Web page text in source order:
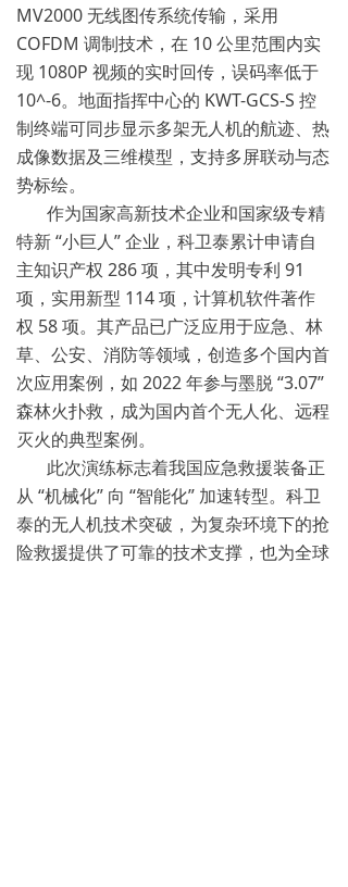
MV2000 无线图传系统传输，采用
COFDM 调制技术，在 10 公里范围内实
现 1080P 视频的实时回传，误码率低于
10^-6。地面指挥中心的 KWT-GCS-S 控
制终端可同步显示多架无人机的航迹、热
成像数据及三维模型，支持多屏联动与态
势标绘。
作为国家高新技术企业和国家级专精
特新 “小巨人” 企业，科卫泰累计申请自
主知识产权 286 项，其中发明专利 91
项，实用新型 114 项，计算机软件著作
权 58 项。其产品已广泛应用于应急、林
草、公安、消防等领域，创造多个国内首
次应用案例，如 2022 年参与墨脱 “3.07”
森林火扑救，成为国内首个无人化、远程
灭火的典型案例。
此次演练标志着我国应急救援装备正
从 “机械化” 向 “智能化” 加速转型。科卫
泰的无人机技术突破，为复杂环境下的抢
险救援提供了可靠的技术支撑，也为全球